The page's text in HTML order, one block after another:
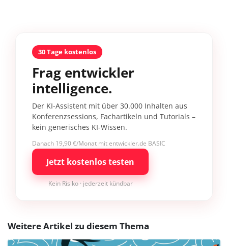
30 Tage kostenlos
Frag entwickler
intelligence.
Der KI-Assistent mit über 30.000 Inhalten aus
Konferenzsessions, Fachartikeln und Tutorials –
kein generisches KI-Wissen.
Danach 19,90 €/Monat mit entwickler.de BASIC
Jetzt kostenlos testen
Kein Risiko · jederzeit kündbar
Weitere Artikel zu diesem Thema